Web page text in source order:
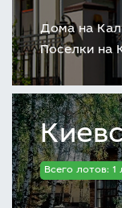
Дома на
Поселки на
Всего лотов: 1